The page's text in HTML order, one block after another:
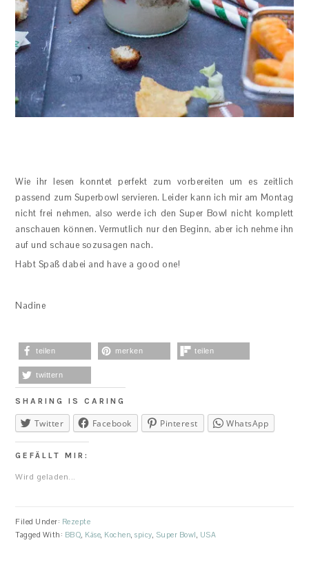
Wie ihr lesen konntet perfekt zum vorbereiten um es zeitlich
passend zum Superbowl servieren. Leider kann ich mir am Montag
nicht frei nehmen, also werde ich den Super Bowl nicht komplett
anschauen können. Vermutlich nur den Beginn, aber ich nehme ihn
auf und schaue sozusagen nach.
Habt Spaß dabei and have a good one!
Nadine
teilen merken teilen
twittern
SHARING IS CARING
Twitter Facebook Pinterest WhatsApp
GEFÄLLT MIR:
Wird geladen...
Filed Under: Rezepte
Tagged With: BBQ, Käse, Kochen,spicy, Super Bowl, USA